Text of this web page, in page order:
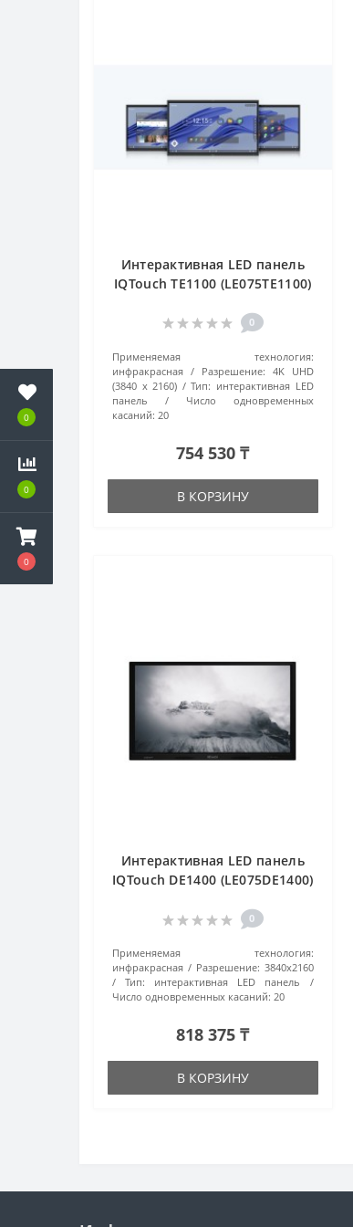
0
0
0
Интерактивная LED панель
IQTouch TE1100 (LE075TE1100)
0
Применяемая технология:
инфракрасная
Разрешение: 4K UHD
(3840 x 2160)
Тип: интерактивная LED
панель
Число одновременных
касаний: 20
754 530 ₸
В КОРЗИНУ
Интерактивная LED панель
IQTouch DE1400 (LE075DE1400)
0
Применяемая технология:
инфракрасная
Разрешение: 3840х2160
Тип:
интерактивная LED панель
Число одновременных касаний: 20
818 375 ₸
В КОРЗИНУ